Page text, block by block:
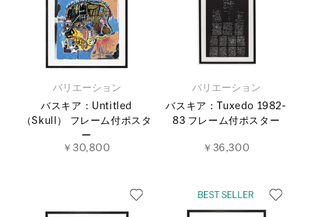
バリエーション
バスキア：Untitled
（Skull） フレーム付ポスタ
ー
￥30,800
バリエーション
バスキア：Tuxedo 1982-
83 フレーム付ポスター
￥36,300